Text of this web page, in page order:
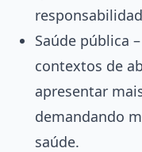
Saúde pública
contextos de
apresentar
demandando
saúde.